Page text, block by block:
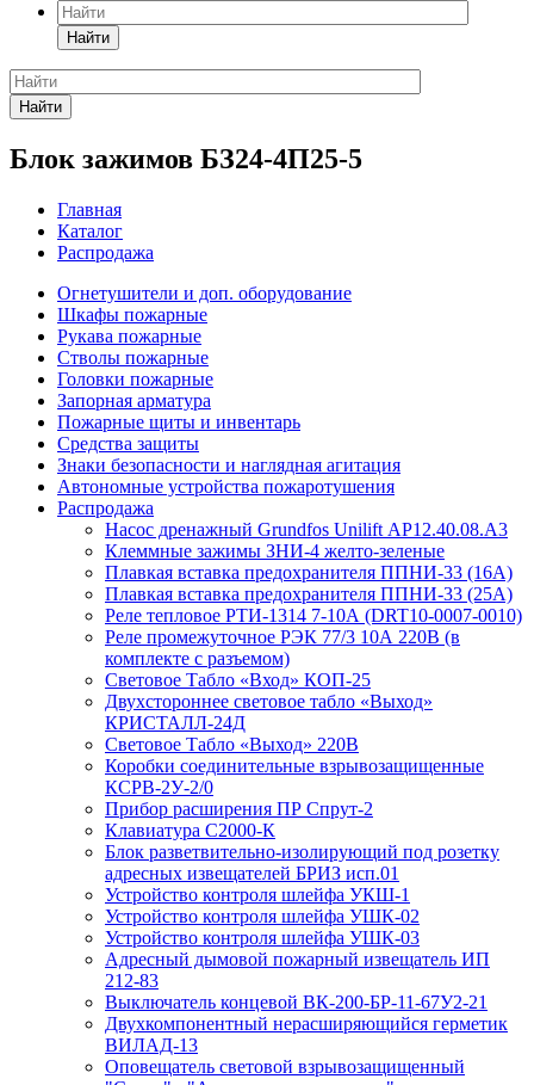
Найти
Найти
Блок зажимов БЗ24-4П25-5
Главная
Каталог
Распродажа
Огнетушители и доп. оборудование
Шкафы пожарные
Рукава пожарные
Стволы пожарные
Головки пожарные
Запорная арматура
Пожарные щиты и инвентарь
Средства защиты
Знаки безопасности и наглядная агитация
Автономные устройства пожаротушения
Распродажа
Насос дренажный Grundfos Unilift АP12.40.08.A3
Клеммные зажимы ЗНИ-4 желто-зеленые
Плавкая вставка предохранителя ППНИ-33 (16А)
Плавкая вставка предохранителя ППНИ-33 (25А)
Реле тепловое РТИ-1314 7-10А (DRT10-0007-0010)
Реле промежуточное РЭК 77/3 10А 220В (в
комплекте с разъемом)
Световое Табло «Вход» КОП-25
Двухстороннее световое табло «Выход»
КРИСТАЛЛ-24Д
Световое Табло «Выход» 220В
Коробки соединительные взрывозащищенные
КСРВ-2У-2/0
Прибор расширения ПР Спрут-2
Клавиатура С2000-К
Блок разветвительно-изолирующий под розетку
адресных извещателей БРИЗ исп.01
Устройство контроля шлейфа УКШ-1
Устройство контроля шлейфа УШК-02
Устройство контроля шлейфа УШК-03
Адресный дымовой пожарный извещатель ИП
212-83
Выключатель концевой ВК-200-БР-11-67У2-21
Двухкомпонентный нерасширяющийся герметик
ВИЛАД-13
Оповещатель световой взрывозащищенный